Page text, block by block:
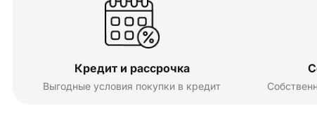
Кредит и рассрочка
Выгодные условия покупки в кредит